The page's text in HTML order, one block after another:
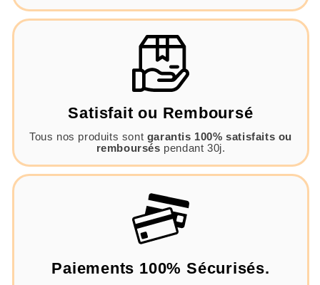
Satisfait ou Remboursé
Tous nos produits sont garantis 100% satisfaits ou
remboursés pendant 30j.
Paiements 100% Sécurisés.